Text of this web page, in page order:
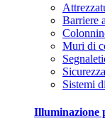
Barriere
Muri di
Sistemi
Illuminazione